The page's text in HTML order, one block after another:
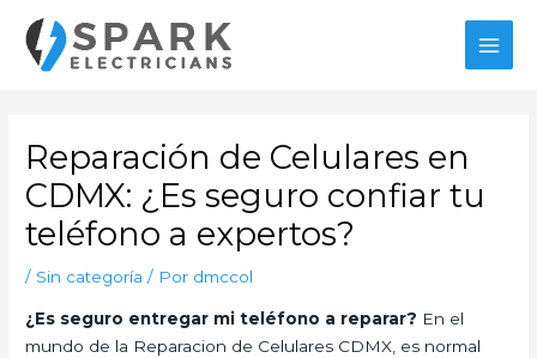
contenido
Reparación de Celulares en
CDMX: ¿Es seguro confiar tu
teléfono a expertos?
/ Sin categoría / Por dmccol
¿Es seguro entregar mi teléfono a reparar? En el
mundo de la Reparacion de Celulares CDMX, es normal